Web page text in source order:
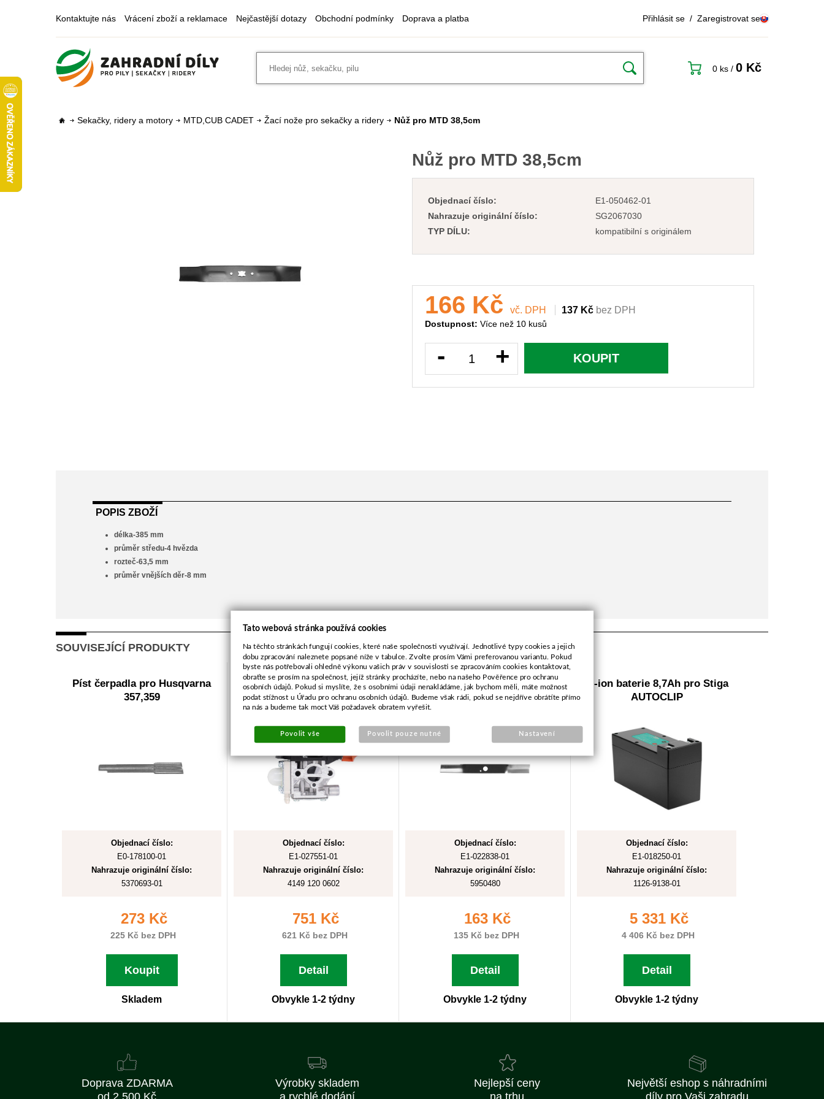
Kontaktujte nás Vrácení zboží a reklamace Nejčastější dotazy Obchodní podmínky Doprava a platba Přihlásit se / Zaregistrovat se
0 ks / 0 Kč
Sekačky, ridery a motory MTD,CUB CADET Žací nože pro sekačky a ridery Nůž pro MTD 38,5cm
Nůž pro MTD 38,5cm
Objednací číslo:
E1-050462-01
Nahrazuje originální číslo:
SG2067030
TYP DÍLU:
kompatibilní s originálem
166 Kč vč. DPH 137 Kč bez DPH
Dostupnost: Více než 10 kusů
- + KOUPIT
POPIS ZBOŽÍ
délka-385 mm
průměr středu-4 hvězda
rozteč-63,5 mm
průměr vnějších děr-8 mm
SOUVISEJÍCÍ PRODUKTY
Píst čerpadla pro Husqvarna
357,359
Objednací číslo:
E0-178100-01
Nahrazuje originální číslo:
5370693-01
273 Kč
225 Kč bez DPH
Koupit
Skladem
Karburátor pro Stihl
FS94,KM94
Objednací číslo:
E1-027551-01
Nahrazuje originální číslo:
4149 120 0602
751 Kč
621 Kč bez DPH
Detail
Obvykle 1-2 týdny
Nůž pro VALEX 39,0cm
Objednací číslo:
E1-022838-01
Nahrazuje originální číslo:
5950480
163 Kč
135 Kč bez DPH
Detail
Obvykle 1-2 týdny
Li-ion baterie 8,7Ah pro Stiga
AUTOCLIP
Objednací číslo:
E1-018250-01
Nahrazuje originální číslo:
1126-9138-01
5 331 Kč
4 406 Kč bez DPH
Detail
Obvykle 1-2 týdny
Doprava ZDARMA
od 2 500 Kč
Výrobky skladem
a rychlé dodání
Nejlepší ceny
na trhu
Největší eshop s náhradními
díly pro Vaši zahradu
Tato webová stránka používá cookies
Na těchto stránkách fungují cookies, které naše společnosti využívají. Jednotlivé typy cookies a jejich
dobu zpracování naleznete popsané níže v tabulce. Zvolte prosím Vámi preferovanou variantu. Pokud
byste nás potřebovali ohledně výkonu vašich práv v souvislosti se zpracováním cookies kontaktovat,
obraťte se prosím na společnost, jejíž stránky procházíte, nebo na našeho Pověřence pro ochranu
osobních údajů. Pokud si myslíte, že s osobními údaji nenakládáme, jak bychom měli, máte možnost
podat stížnost u Úřadu pro ochranu osobních údajů. Budeme však rádi, pokud se nejdříve obrátíte přímo
na nás a budeme tak moct Váš požadavek obratem vyřešit.
Povolit vše Povolit pouze nutné Nastavení